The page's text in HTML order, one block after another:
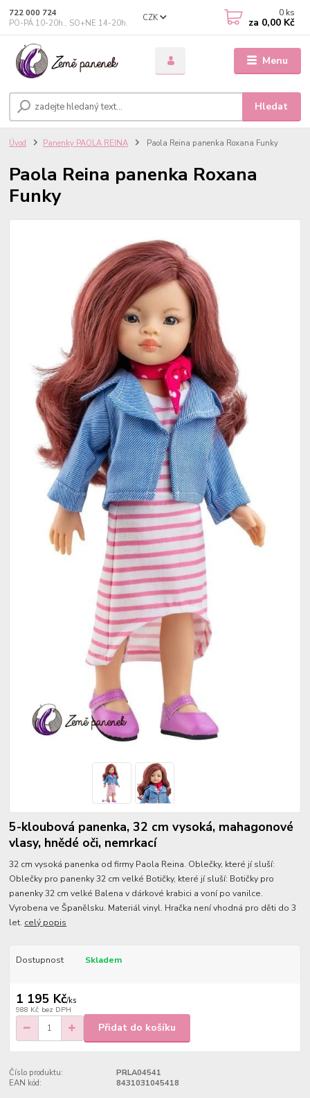
Menu
CZK
Hledat
722 000 724
PO-PÁ 10-20h., SO+NE 14-20h.
0 ks
za 0,00 Kč
Úvod Panenky PAOLA REINA Paola Reina panenka Roxana Funky
Paola Reina panenka Roxana
Funky
5-kloubová panenka, 32 cm vysoká, mahagonové
vlasy, hnědé oči, nemrkací
32 cm vysoká panenka od firmy Paola Reina. Oblečky, které jí sluší:
Oblečky pro panenky 32 cm velké Botičky, které jí sluší: Botičky pro
panenky 32 cm velké Balena v dárkové krabici a voní po vanilce.
Vyrobena ve Španělsku. Materiál vinyl. Hračka není vhodná pro děti do 3
let. celý popis
Dostupnost Skladem
1 195 Kč/ks
988 Kč bez DPH
Přidat do košíku
Číslo produktu:
PRLA04541
EAN kód:
8431031045418